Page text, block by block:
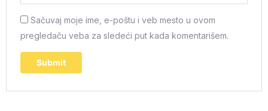
Sačuvaj moje ime, e-poštu i veb mesto u ovom
pregledaču veba za sledeći put kada komentarišem.